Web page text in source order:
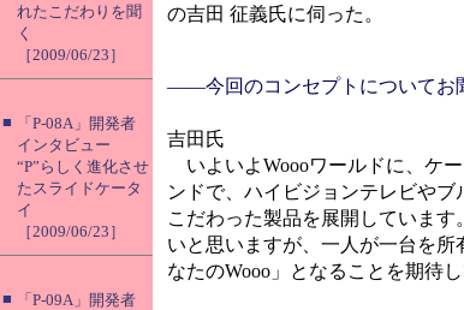
れたこだわりを聞
く
［2009/06/23］
■
「P-08A」開発者
インタビュー
“P”らしく進化させ
たスライドケータ
イ
［2009/06/23］
■
「P-09A」開発者
の吉田 征義氏に伺った。
――今回のコンセプトについてお
吉田氏
いよいよWoooワールドに、ケ
ンドで、ハイビジョンテレビや
こだわった製品を展開していま
いと思いますが、一人が一台を
なたのWooo」となることを期待し